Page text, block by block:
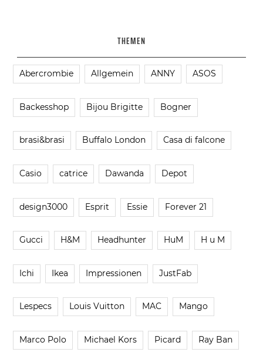
THEMEN
Abercrombie Allgemein ANNY ASOS
Backesshop Bijou Brigitte Bogner
brasi&brasi Buffalo London Casa di falcone
Casio catrice Dawanda Depot
design3000 Esprit Essie Forever 21
Gucci H&M Headhunter HuM H u M
Ichi Ikea Impressionen JustFab
Lespecs Louis Vuitton MAC Mango
Marco Polo Michael Kors Picard Ray Ban